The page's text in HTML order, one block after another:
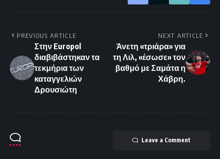
PREVIOUS ARTICLE
Στην Europol
διαβιβάστηκαν τα
τεκμήρια των
καταγγελιών
Δρουσιώτη
NEXT ARTICLE
Άνετη «τριάρα» για
τη Λιλ, «έσωσε» τον
βαθμό με Σαμάτα η
Χάβρη.
Leave a Comment